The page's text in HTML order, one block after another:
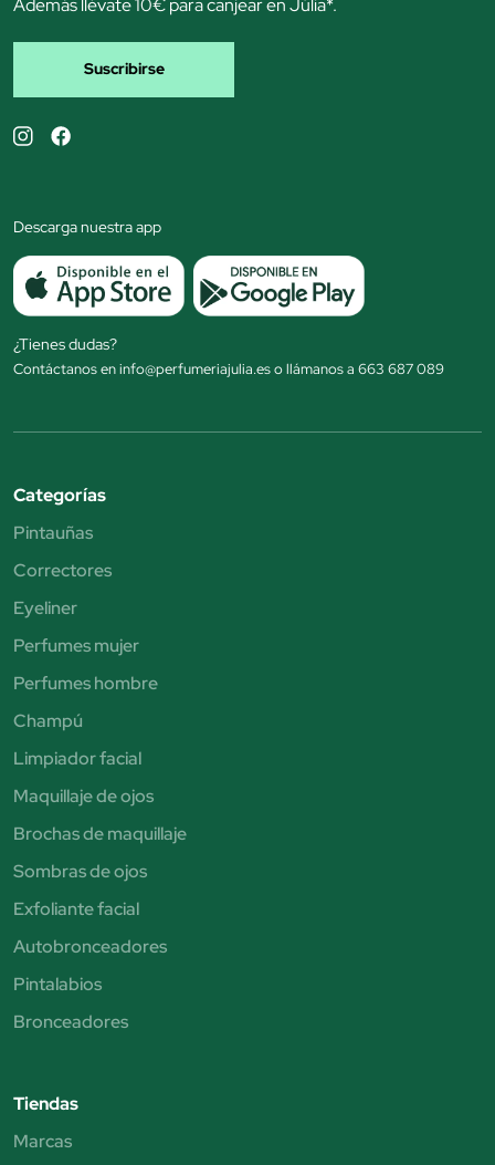
Suscribirse
Descarga nuestra app
¿Tienes dudas?
Contáctanos en info@perfumeriajulia.es o llámanos a 663 687 089
Categorías
Pintauñas
Correctores
Eyeliner
Perfumes mujer
Perfumes hombre
Champú
Limpiador facial
Maquillaje de ojos
Brochas de maquillaje
Sombras de ojos
Exfoliante facial
Autobronceadores
Pintalabios
Bronceadores
Tiendas
Marcas